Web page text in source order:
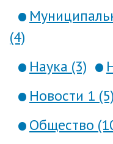
(4)
Наука (3)
Новости 1 (5)
Общество